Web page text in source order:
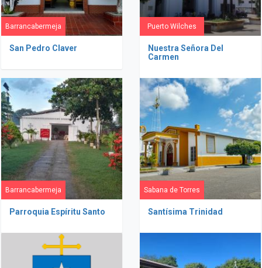
Barrancabermeja
San Pedro Claver
Puerto Wilches
Nuestra Señora Del
Carmen
Barrancabermeja
Parroquia Espíritu Santo
Sabana de Torres
Santísima Trinidad